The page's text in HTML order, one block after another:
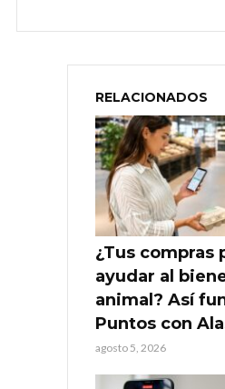
RELACIONADOS
¿Tus compras
ayudar al
animal? Así
Puntos con
agosto 5, 2026